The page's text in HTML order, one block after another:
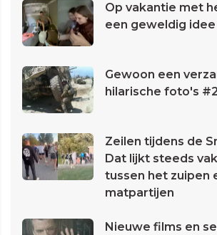
Op vakantie met
een geweldig idee
Gewoon een
hilarische foto's
Zeilen tijdens de
Dat lijkt steeds
tussen het zuipen
matpartijen
Nieuwe films en